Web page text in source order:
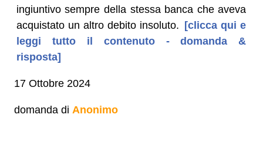
ingiuntivo sempre della stessa banca che aveva
acquistato un altro debito insoluto. [clicca qui e
leggi tutto il contenuto - domanda &
risposta]
17 Ottobre 2024
domanda di Anonimo